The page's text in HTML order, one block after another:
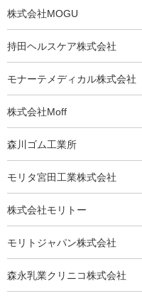
株式会社MOGU
持田ヘルスケア株式会社
モナーテメディカル株式会社
株式会社Moff
森川ゴム工業所
モリタ宮田工業株式会社
株式会社モリトー
モリトジャパン株式会社
森永乳業クリニコ株式会社